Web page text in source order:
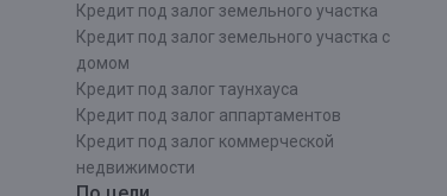
Кредит под залог земельного участка
Кредит под залог земельного участка с
домом
Кредит под залог таунхауса
Кредит под залог аппартаментов
Кредит под залог коммерческой
недвижимости